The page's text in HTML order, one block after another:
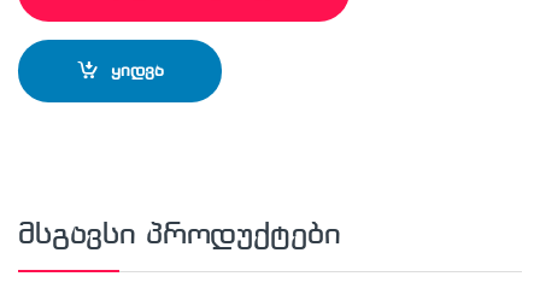
ყიდვა
მსგავსი პროდუქტები